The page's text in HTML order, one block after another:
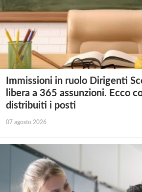
Immissioni in ruolo Dirigenti
libera a 365 assunzioni. Ecco
distribuiti i posti
07 agosto 2026